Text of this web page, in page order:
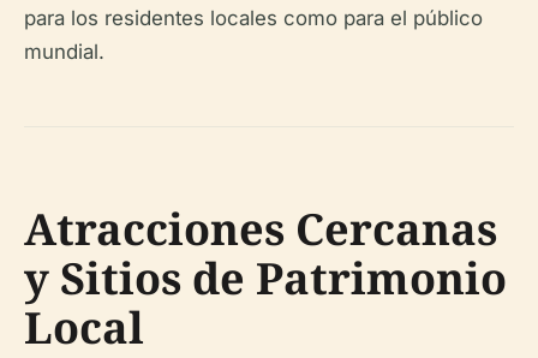
para los residentes locales como para el público
mundial.
Atracciones Cercanas
y Sitios de Patrimonio
Local